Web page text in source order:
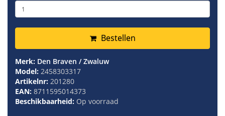
Bestellen
Merk: Den Braven / Zwaluw
Model: 2458303317
Artikelnr: 201280
EAN: 8711595014373
Beschikbaarheid: Op voorraad